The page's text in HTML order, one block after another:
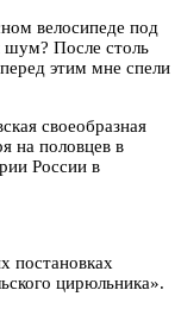
велосипеде под
шум? После столь
этим мне спели
своеобразная
на половцев в
России в
постановках
цирюльника».